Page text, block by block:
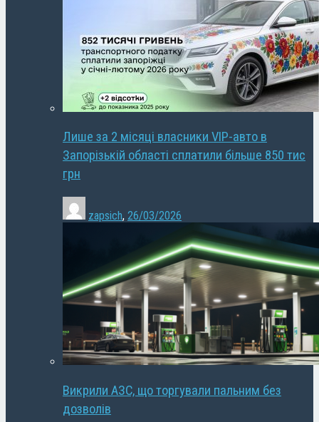
Лише за 2 місяці власники VIP-авто в
Запорізькій області сплатили більше 850 тис
грн
zapsich, 26/03/2026
Викрили АЗС, що торгували пальним без
дозволів